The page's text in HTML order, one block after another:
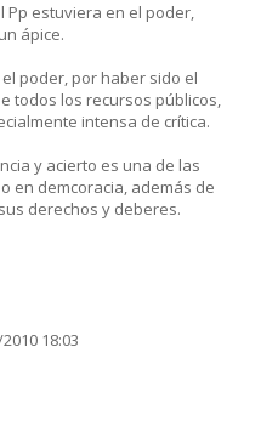
Pp estuviera en el poder,
ápice.
poder, por haber sido el
todos los recursos públicos,
intensa de crítica.
y acierto es una de las
en demcoracia, además de
derechos y deberes.
18:03